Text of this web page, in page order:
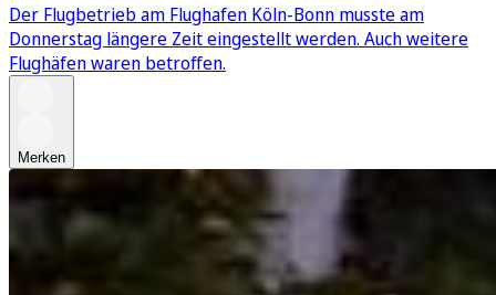
Der Flugbetrieb am Flughafen Köln-Bonn musste am
Donnerstag längere Zeit eingestellt werden. Auch weitere
Flughäfen waren betroffen.
Merken